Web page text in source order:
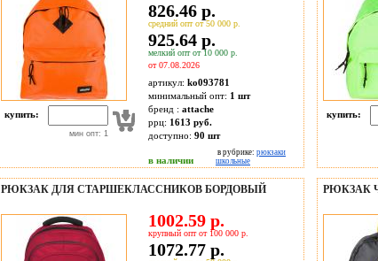
купить:
мин опт: 1
826.46 р.
средний опт от 50 000 р.
925.64 р.
мелкий опт от 10 000 р.
от 07.08.2026
артикул: ko093781
минимальный опт: 1 шт
бренд : attache
ррц: 1613 руб.
доступно: 90 шт
в наличии
в рубрике: рюкзаки
школьные
купить:
РЮКЗАК ДЛЯ СТАРШЕКЛАССНИКОВ БОРДОВЫЙ
1002.59 р.
крупный опт от 100 000 р.
1072.77 р.
РЮКЗАК